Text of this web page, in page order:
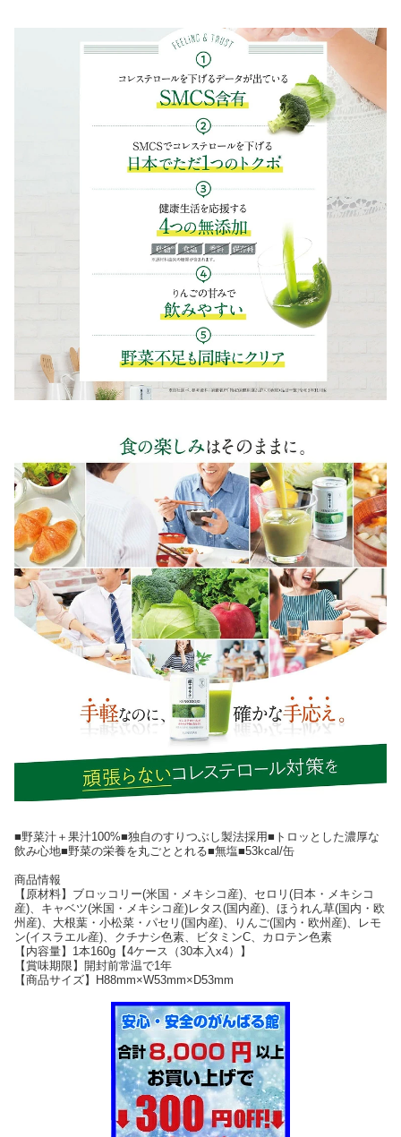
■野菜汁＋果汁100%■独自のすりつぶし製法採用■トロッとした濃厚な
飲み心地■野菜の栄養を丸ごととれる■無塩■53kcal/缶
商品情報
【原材料】ブロッコリー(米国・メキシコ産)、セロリ(日本・メキシコ
産)、キャベツ(米国・メキシコ産)レタス(国内産)、ほうれん草(国内・欧
州産)、大根葉・小松菜・パセリ(国内産)、りんご(国内・欧州産)、レモ
ン(イスラエル産)、クチナシ色素、ビタミンC、カロテン色素
【内容量】1本160g【4ケース（30本入x4）】
【賞味期限】開封前常温で1年
【商品サイズ】H88mm×W53mm×D53mm